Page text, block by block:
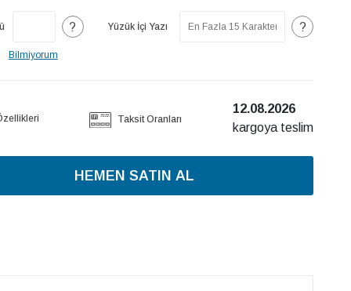
?
Bilmiyorum
Yüzük İçi Yazı ?
Taksit Oranları
12.08.2026
kargoya teslim
HEMEN SATIN AL